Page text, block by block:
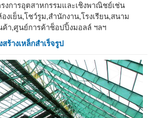
งการอุตสาหกรรมและเชิงพาณิชย์เช่น
งเย็น,โชว์รูม,สำนักงาน,โรงเรียน,สนาม
า,ศูนย์การค้าช็อปปิ้งมอลล์ ฯลฯ
สร้างเหล็ก​สำเร็จรูป​